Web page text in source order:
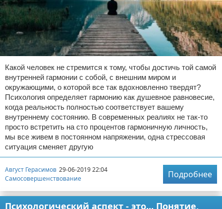
Какой человек не стремится к тому, чтобы достичь той самой
внутренней гармонии с собой, с внешним миром и
окружающими, о которой все так вдохновленно твердят?
Психология определяет гармонию как душевное равновесие,
когда реальность полностью соответствует вашему
внутреннему состоянию. В современных реалиях не так-то
просто встретить на сто процентов гармоничную личность,
мы все живем в постоянном напряжении, одна стрессовая
ситуация сменяет другую
Август Герасимов 29-06-2019 22:04
Самосовершенствование
Подробнее
Психологический аспект - это... Понятие,